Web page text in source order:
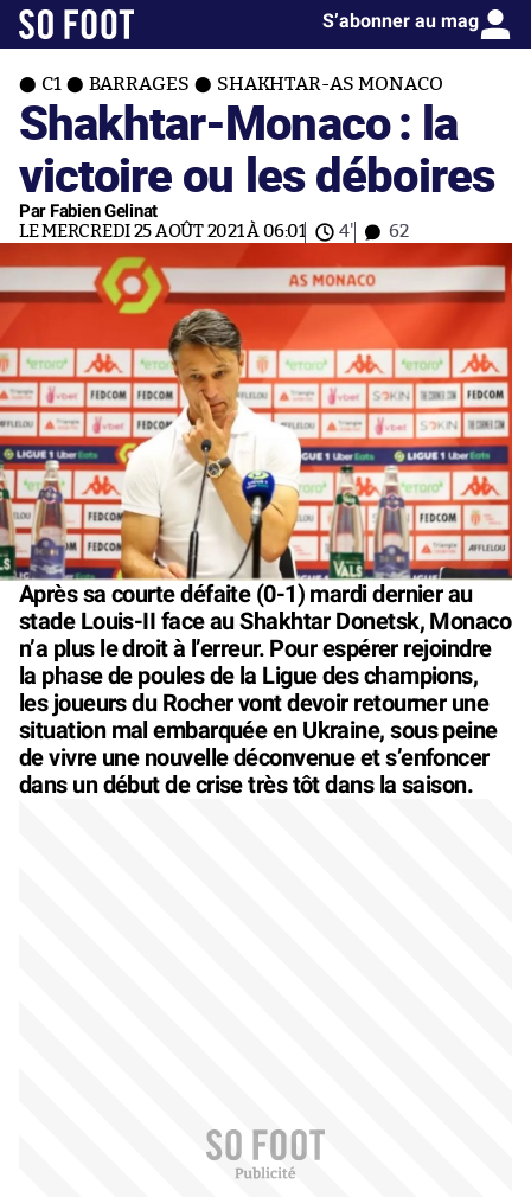
S’abonner au mag
C1 BARRAGES SHAKHTAR-AS MONACO
Shakhtar-Monaco : la
victoire ou les déboires
Par Fabien Gelinat
LE MERCREDI 25 AOÛT 2021 À 06:01 4' 62
Après sa courte défaite (0-1) mardi dernier au
stade Louis-II face au Shakhtar Donetsk, Monaco
n’a plus le droit à l’erreur. Pour espérer rejoindre
la phase de poules de la Ligue des champions,
les joueurs du Rocher vont devoir retourner une
situation mal embarquée en Ukraine, sous peine
de vivre une nouvelle déconvenue et s’enfoncer
dans un début de crise très tôt dans la saison.